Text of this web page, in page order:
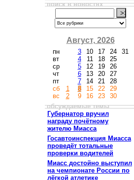
поиск в новостях
Август, 2026
пн
вт
ср
чт
пт
сб
вс
1
2
3
4
5
6
7
8
9
10
11
12
13
14
15
16
17
18
19
20
21
22
23
24
25
26
27
28
29
30
31
обсуждаемые темы
Губернатор вручил
награду почётному
жителю Миасса
Госавтоинспекция Миасса
проведёт тотальные
проверки водителей
Миасс достойно выступил
на чемпионате России по
лёгкой атлетике